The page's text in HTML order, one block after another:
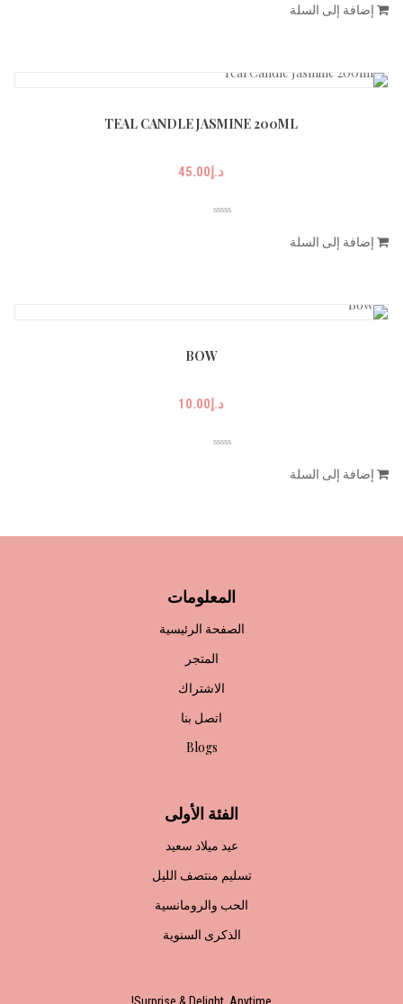
إضافة إلى السلة
TEAL CANDLE JASMINE 200ML
د.إ45.00
إضافة إلى السلة
BOW
د.إ10.00
إضافة إلى السلة
المعلومات
الصفحة الرئيسية
المتجر
الاشتراك
اتصل بنا
Blogs
الفئة الأولى
عيد ميلاد سعيد
تسليم منتصف الليل
الحب والرومانسية
الذكرى السنوية